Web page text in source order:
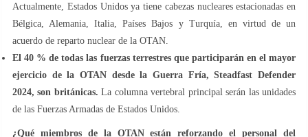
Actualmente, Estados Unidos ya tiene cabezas nucleares estacionadas en
Bélgica, Alemania, Italia, Países Bajos y Turquía, en virtud de un
acuerdo de reparto nuclear de la OTAN.
El 40 % de todas las fuerzas terrestres que participarán en el mayor
ejercicio de la OTAN desde la Guerra Fría, Steadfast Defender
2024, son británicas.La columna vertebral principal serán las unidades
de las Fuerzas Armadas de Estados Unidos.
¿Qué miembros de la OTAN están reforzando el personal del